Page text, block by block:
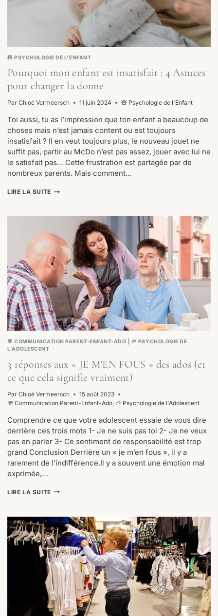
🧸 PSYCHOLOGIE DE L'ENFANT
Pourquoi mon enfant est insatisfait : 4 Astuces
pour changer la donne
Par Chloé Vermeersch 11 juin 2024 🧸 Psychologie de l'Enfant
Toi aussi, tu as l’impression que ton enfant a beaucoup de
choses mais n’est jamais content ou est toujours
insatisfait ? Il en veut toujours plus, le nouveau jouet ne
suffit pas, partir au McDo n’est pas assez, jouer avec lui ne
le satisfait pas… Cette frustration est partagée par de
nombreux parents. Mais comment…
LIRE LA SUITEPOURQUOI
EST
INSATISFAIT
:
ASTUCES
POUR
CHANGER
LA
DONNE
💬 COMMUNICATION PARENT-ENFANT-ADO
🌱 PSYCHOLOGIE DE
L'ADOLESCENT
3 réponses aux « JE M’EN FOUS » des ados (et
ce que cela signifie vraiment)
Par Chloé Vermeersch
15 août 2023
💬 Communication Parent-Enfant-Ado 🌱 Psychologie de l'Adolescent
Comprendre ce que votre adolescent essaie de vous dire
derrière ces trois mots 1- Je ne suis pas toi 2- Je ne veux
pas en parler 3- Ce sentiment de responsabilité est trop
grand Conclusion Derrière un « je m’en fous », il y a
rarement de l’indifférence.Il y a souvent une émotion mal
exprimée,…
LIRE LA SUITE3
« JE
M’EN
FOUS »
DES
ADOS
(ET
CE
QUE
CELA
SIGNIFIE
VRAIMENT)